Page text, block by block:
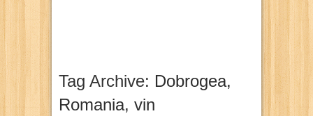
Tag Archive: Dobrogea,
Romania, vin